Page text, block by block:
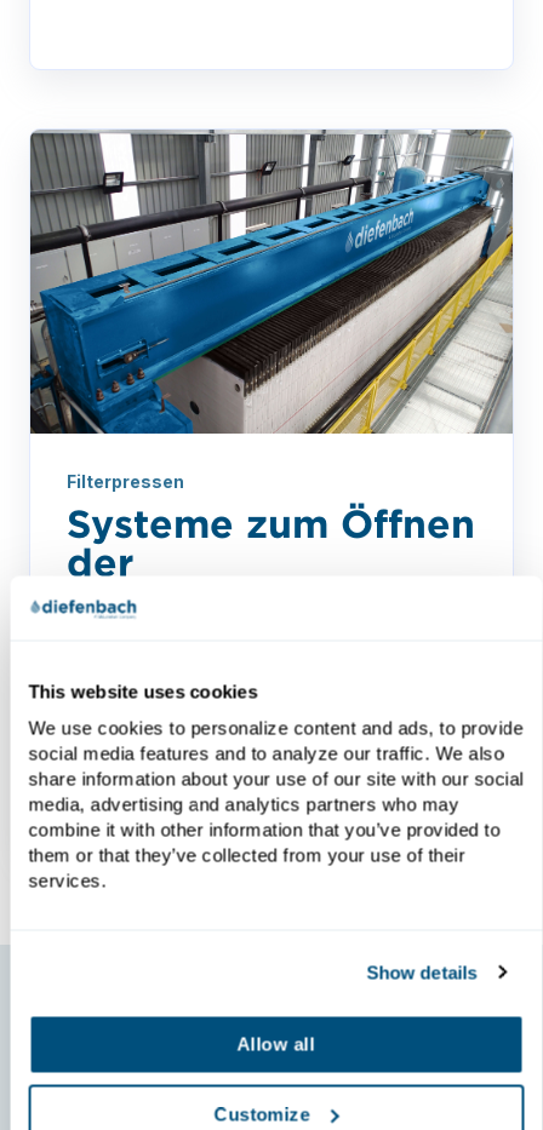
This website uses cookies
We use cookies to personalize content and ads, to provide
social media features and to analyze our traffic. We also
share information about your use of our site with our social
media, advertising and analytics partners who may
combine it with other information that you’ve provided to
them or that they’ve collected from your use of their
services.
Show details
Allow all
Customize
Filterpressen
Systeme zum Öffnen
der
Filterpressenplatten
verschiedenen Arten von
zu erfahren – einschließlich manueller...
Blog abonnieren